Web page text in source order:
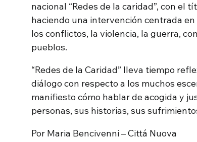
nacional “Redes de la caridad”, con el
haciendo una intervención centrada
los conflictos, la violencia, la guerra,
pueblos.
“Redes de la Caridad” lleva tiempo
diálogo con respecto a los muchos
manifiesto cómo hablar de acogida y
personas, sus historias, sus
Por Maria Bencivenni – Cittá Nuova